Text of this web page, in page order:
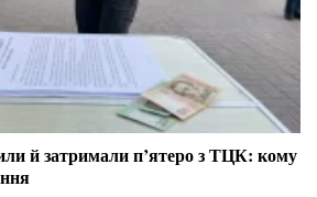
й затримали п’ятеро з ТЦК: кому